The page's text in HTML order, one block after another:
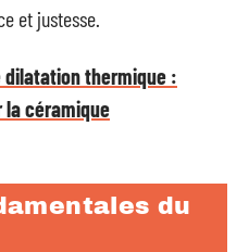
et justesse.
thermique :
la céramique
du